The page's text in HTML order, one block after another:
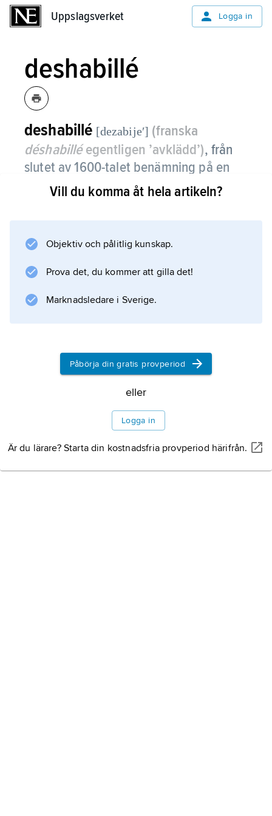
Uppslagsverket Logga in
deshabillé
deshabillé [dezabijeʹ] (franska
déshabilléegentligen ’avklädd’), från
slutet av 1600-talet benämning på en
mjuk, kvinnlig modedräkt utan
betyda en hellång, elegant utformad
Vill du komma åt hela artikeln?
Objektiv och pålitlig kunskap.
Prova det, du kommer att gilla det!
Marknadsledare i Sverige.
Påbörja din gratis provperiod
eller
Logga in
Är du lärare? Starta din kostnadsfria provperiod härifrån.